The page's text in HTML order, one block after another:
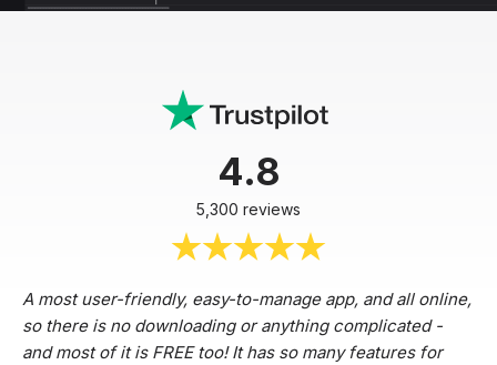
4.8
5,300 reviews
A most user-friendly, easy-to-manage app, and all online,
so there is no downloading or anything complicated -
and most of it is FREE too! It has so many features for